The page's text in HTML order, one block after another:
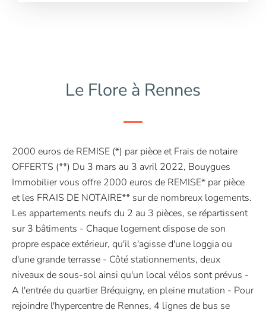
Le Flore à Rennes
2000 euros de REMISE (*) par pièce et Frais de notaire
OFFERTS (**) Du 3 mars au 3 avril 2022, Bouygues
Immobilier vous offre 2000 euros de REMISE* par pièce
et les FRAIS DE NOTAIRE** sur de nombreux logements.
Les appartements neufs du 2 au 3 pièces, se répartissent
sur 3 bâtiments - Chaque logement dispose de son
propre espace extérieur, qu'il s'agisse d'une loggia ou
d'une grande terrasse - Côté stationnements, deux
niveaux de sous-sol ainsi qu'un local vélos sont prévus -
A l'entrée du quartier Bréquigny, en pleine mutation - Pour
rejoindre l'hypercentre de Rennes, 4 lignes de bus se